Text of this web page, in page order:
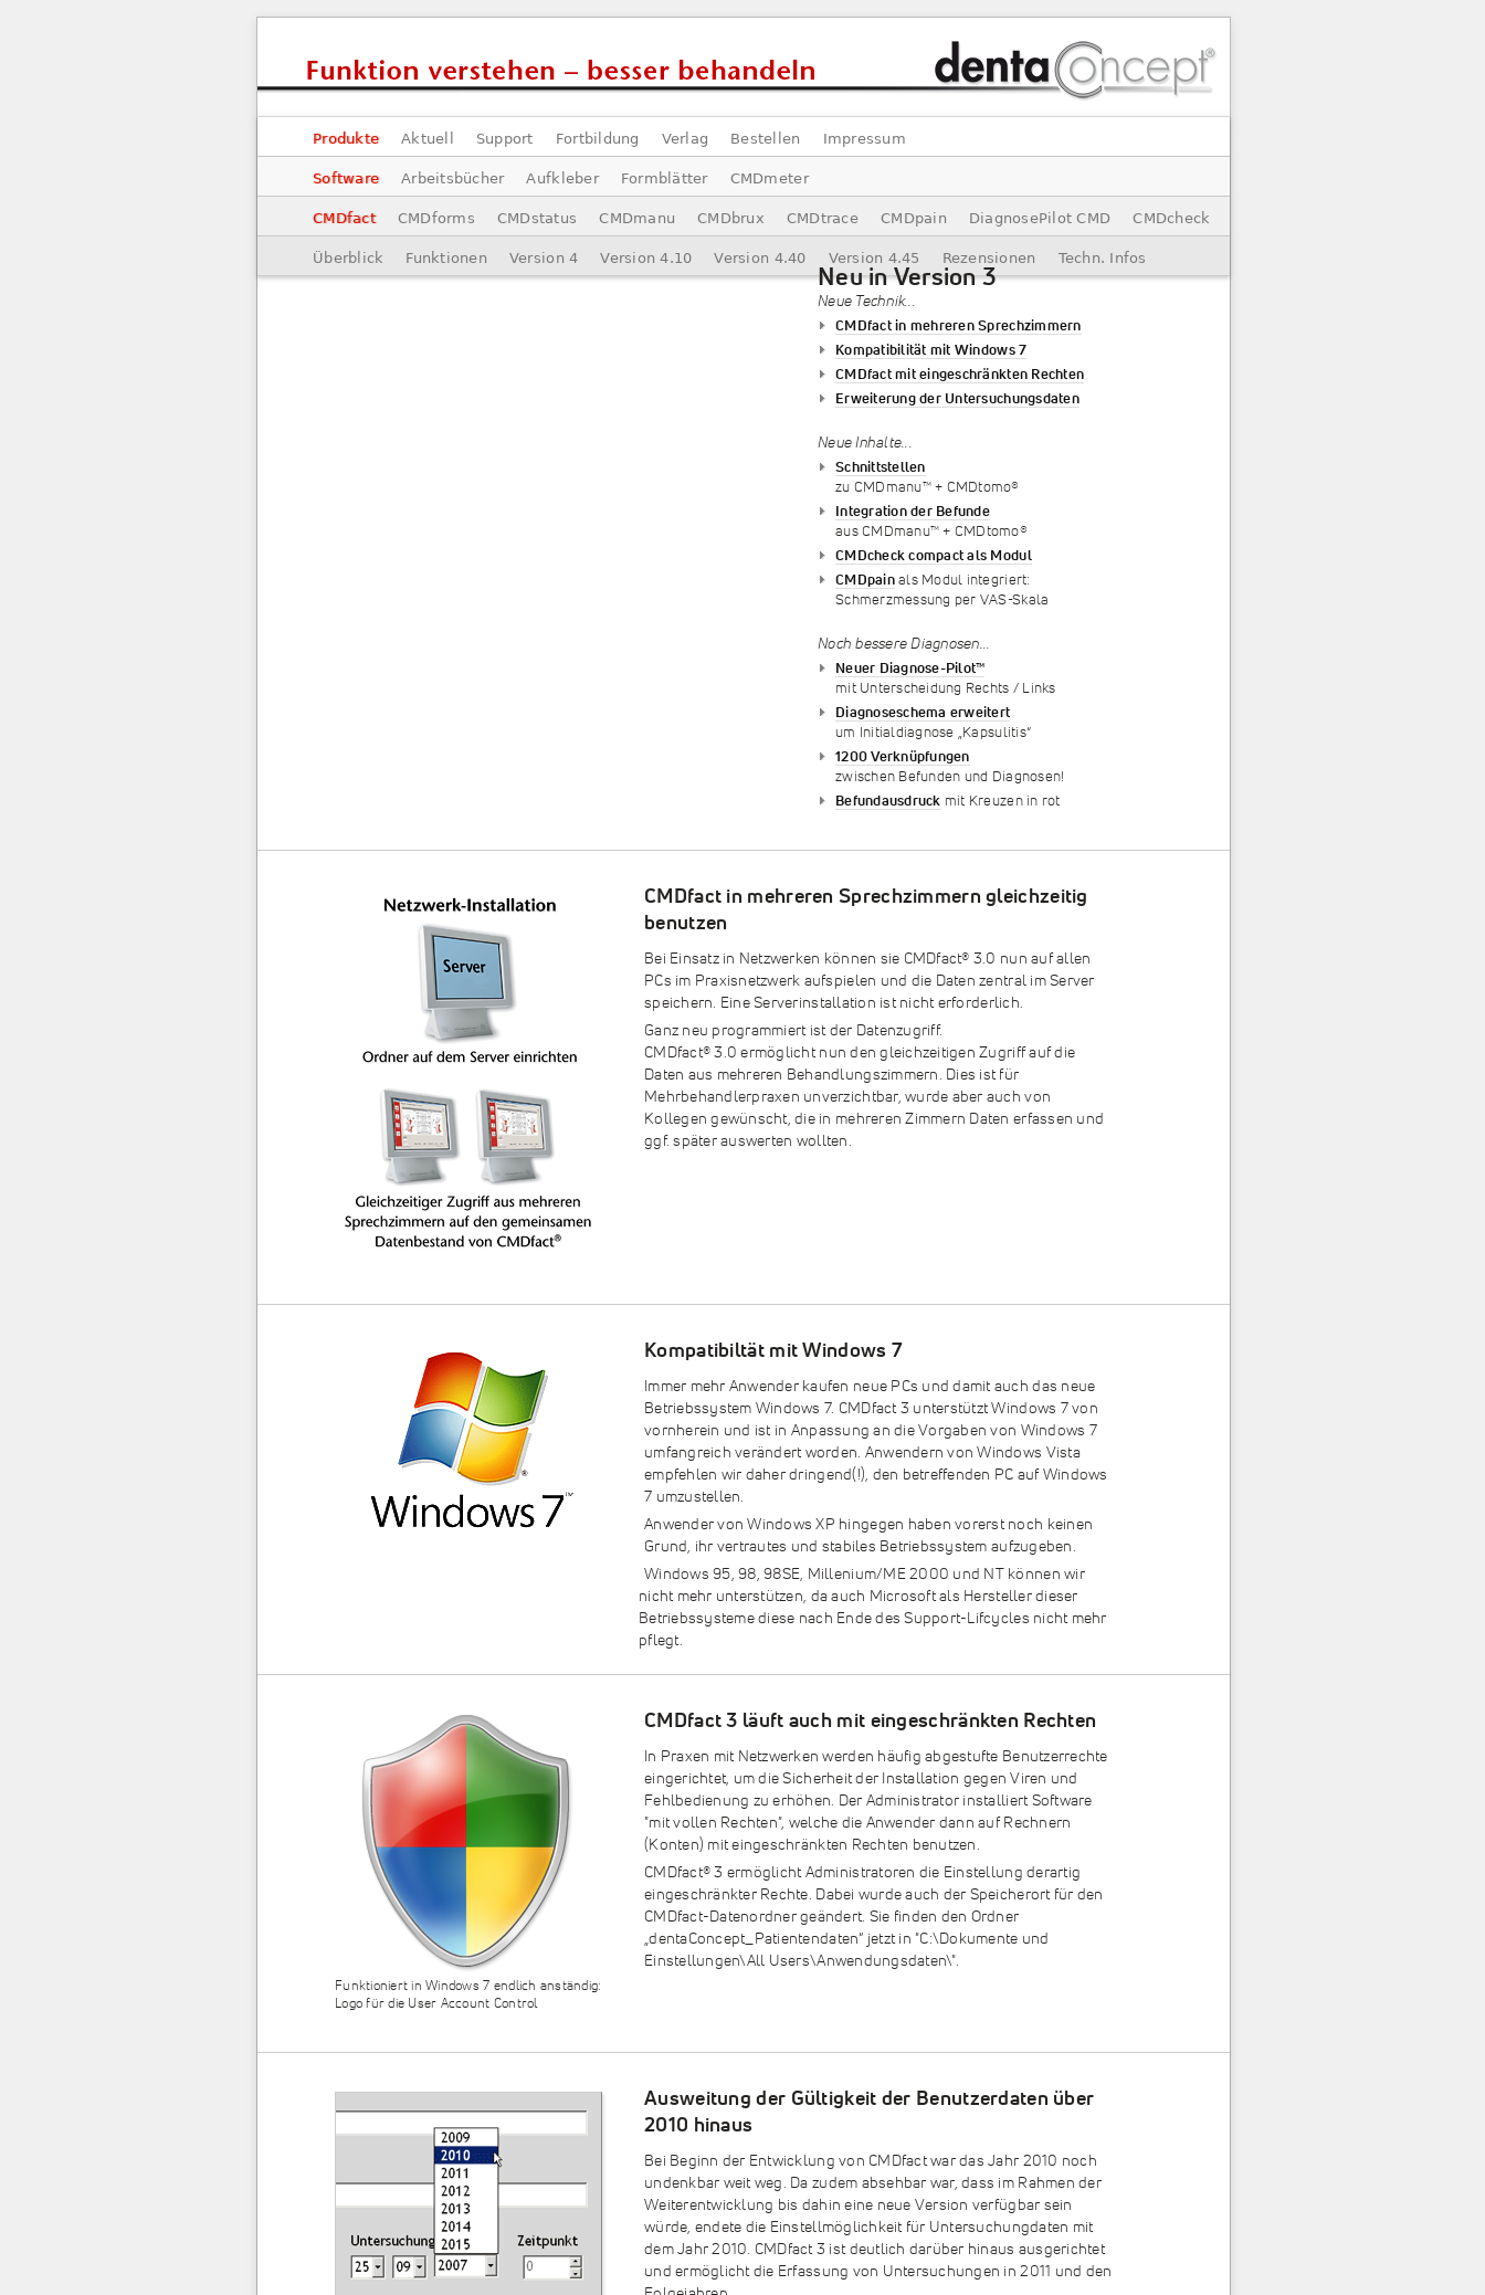
Produkte Aktuell Support Fortbildung Verlag Bestellen Impressum
Software Arbeitsbücher Aufkleber Formblätter CMDmeter
CMDfact CMDforms CMDstatus CMDmanu CMDbrux CMDtrace CMDpain DiagnosePilot CMD CMDcheck
Überblick Funktionen Version 4 Version 4.10 Version 4.40 Version 4.45 Rezensionen Techn. Infos
Neu in Version 3
Neue Technik...
CMDfact in mehreren Sprechzimmern
Kompatibilität mit Windows 7
CMDfact mit eingeschränkten Rechten
Erweiterung der Untersuchungsdaten
Neue Inhalte...
Schnittstellen
zu CMDmanu™ + CMDtomo®
Integration der Befunde
aus CMDmanu™ + CMDtomo®
CMDcheck compact als Modul
CMDpainals Modul integriert:
Schmerzmessung per VAS-Skala
Noch bessere Diagnosen...
Neuer Diagnose-Pilot™
mit Unterscheidung Rechts / Links
Diagnoseschema erweitert
um Initialdiagnose „Kapsulitis“
1200 Verknüpfungen
zwischen Befunden und Diagnosen!
Befundausdruck mit Kreuzen in rot
CMDfact in mehreren Sprechzimmern gleichzeitig
benutzen
Bei Einsatz in Netzwerken können sie CMDfact® 3.0 nun auf allen
PCs im Praxisnetzwerk aufspielen und die Daten zentral im Server
speichern. Eine Serverinstallation ist nicht erforderlich.
Ganz neu programmiert ist der Datenzugriff.
CMDfact® 3.0 ermöglicht nun den gleichzeitigen Zugriff auf die
Daten aus mehreren Behandlungszimmern. Dies ist für
Mehrbehandlerpraxen unverzichtbar, wurde aber auch von
Kollegen gewünscht, die in mehreren Zimmern Daten erfassen und
ggf. später auswerten wollten.
Kompatibiltät mit Windows 7
Immer mehr Anwender kaufen neue PCs und damit auch das neue
Betriebssystem Windows 7. CMDfact 3 unterstützt Windows 7 von
vornherein und ist in Anpassung an die Vorgaben von Windows 7
umfangreich verändert worden. Anwendern von Windows Vista
empfehlen wir daher dringend(!), den betreffenden PC auf Windows
7 umzustellen.
Anwender von Windows XP hingegen haben vorerst noch keinen
Grund, ihr vertrautes und stabiles Betriebssystem aufzugeben.
Windows 95, 98, 98SE, Millenium/ME 2000 und NT können wir
nicht mehr unterstützen, da auch Microsoft als Hersteller dieser
Betriebssysteme diese nach Ende des Support-Lifcycles nicht mehr
pflegt.
Funktioniert in Windows 7 endlich anständig:
Logo für die User Account Control
CMDfact 3 läuft auch mit eingeschränkten Rechten
In Praxen mit Netzwerken werden häufig abgestufte Benutzerrechte
eingerichtet, um die Sicherheit der Installation gegen Viren und
Fehlbedienung zu erhöhen. Der Administrator installiert Software
"mit vollen Rechten", welche die Anwender dann auf Rechnern
(Konten) mit eingeschränkten Rechten benutzen.
CMDfact® 3 ermöglicht Administratoren die Einstellung derartig
eingeschränkter Rechte. Dabei wurde auch der Speicherort für den
CMDfact-Datenordner geändert. Sie finden den Ordner
„dentaConcept_Patientendaten“ jetzt in "C:\Dokumente und
Einstellungen\All Users\Anwendungsdaten\".
Ausweitung der Gültigkeit der Benutzerdaten über
2010 hinaus
Bei Beginn der Entwicklung von CMDfact war das Jahr 2010 noch
undenkbar weit weg. Da zudem absehbar war, dass im Rahmen der
Weiterentwicklung bis dahin eine neue Version verfügbar sein
würde, endete die Einstellmöglichkeit für Untersuchungdaten mit
dem Jahr 2010. CMDfact 3 ist deutlich darüber hinaus ausgerichtet
und ermöglicht die Erfassung von Untersuchungen in 2011 und den